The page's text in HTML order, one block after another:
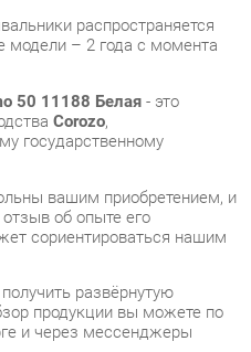
государственному
вашим приобретением, и
об опыте его
сориентироваться нашим
продукции вы можете по
и через мессенджеры
между собой в нашем
Cersanit Como 50 11188
с нашего центрального
список адресов и
контактов.